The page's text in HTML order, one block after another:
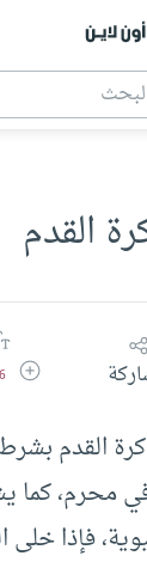
أون لاين
القدم
زيادة
القدم
محرم، كما
فإذا